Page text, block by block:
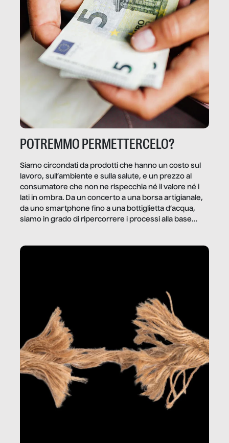
POTREMMO PERMETTERCELO?
Siamo circondati da prodotti che hanno un costo sul
lavoro, sull’ambiente e sulla salute, e un prezzo al
consumatore che non ne rispecchia né il valore né i
lati in ombra. Da un concerto a una borsa artigianale,
da uno smartphone fino a una bottiglietta d’acqua,
siamo in grado di ripercorrere i processi alla base
dietro gli oggetti e i servizi che fanno la nostra vita